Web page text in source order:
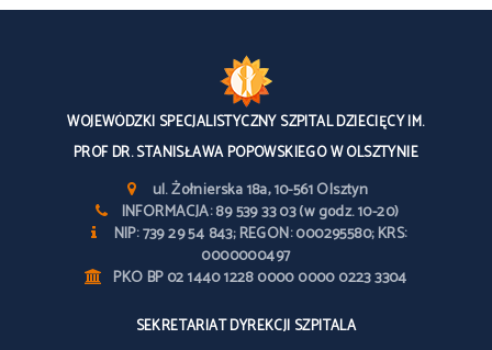
WOJEWÓDZKI SPECJALISTYCZNY SZPITAL DZIECIĘCY IM.
PROF DR. STANISŁAWA POPOWSKIEGO W OLSZTYNIE
ul. Żołnierska 18a, 10-561 Olsztyn
INFORMACJA: 89 539 33 03 (w godz. 10-20)
NIP: 739 29 54 843; REGON: 000295580; KRS:
0000000497
PKO BP 02 1440 1228 0000 0000 0223 3304
SEKRETARIAT DYREKCJI SZPITALA